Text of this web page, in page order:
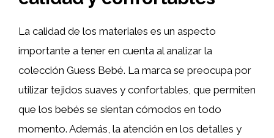
La calidad de los materiales es un aspecto
importante a tener en cuenta al analizar la
colección Guess Bebé. La marca se preocupa por
utilizar tejidos suaves y confortables, que permiten
que los bebés se sientan cómodos en todo
momento. Además, la atención en los detalles y